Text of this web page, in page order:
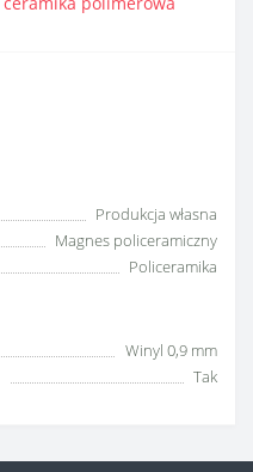
Produkcja własna
Magnes policeramiczny
Policeramika
Winyl 0,9 mm
Tak